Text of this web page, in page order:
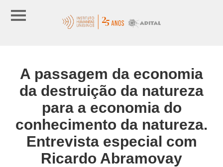
A passagem da economia
da destruição da natureza
para a economia do
conhecimento da natureza.
Entrevista especial com
Ricardo Abramovay